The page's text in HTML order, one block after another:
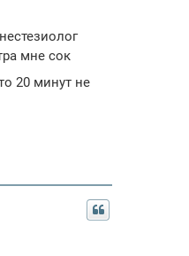
мне сок
20 минут не